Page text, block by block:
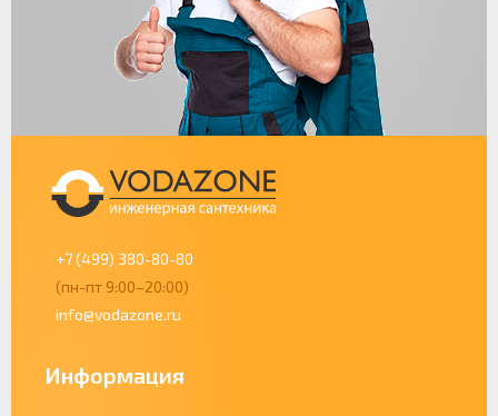
+7 (499) 380-80-80
(пн-пт 9:00–20:00)
info@vodazone.ru
Информация